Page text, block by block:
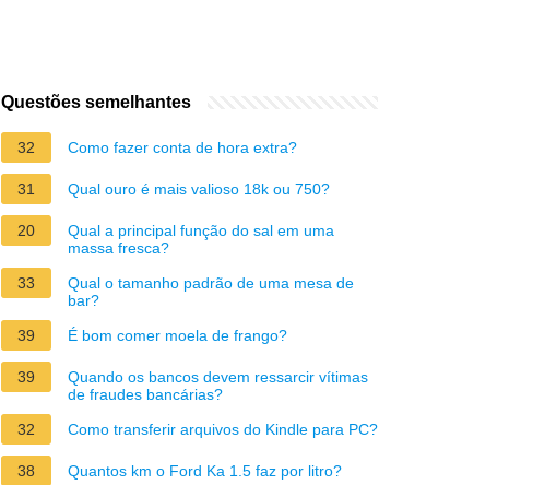
Questões semelhantes
32 Como fazer conta de hora extra?
31 Qual ouro é mais valioso 18k ou 750?
20
Qual a principal função do sal em uma
massa fresca?
33
Qual o tamanho padrão de uma mesa de
bar?
39
É bom comer moela de frango?
39
Quando os bancos devem ressarcir vítimas
de fraudes bancárias?
32
Como transferir arquivos do Kindle para PC?
38 Quantos km o Ford Ka 1.5 faz por litro?